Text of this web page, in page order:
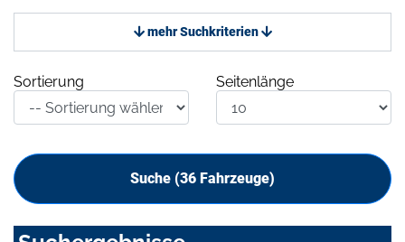
mehr Suchkriterien
Sortierung Seitenlänge
Suche (36 Fahrzeuge)